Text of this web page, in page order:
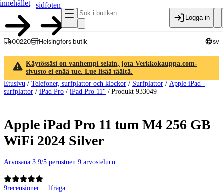
innehållet
sidfoten
Logga in
00220 Helsingfors butik sv
Käytössäsi on vanhempi selain, jota Verkkokauppa.com-
sivusto ei enää tue. Lue lisää täältä.
Etusivu / Telefoner, surfplattor och klockor / Surfplattor / Apple iPad -
surfplattor / iPad Pro / iPad Pro 11" / Produkt 933049
Apple iPad Pro 11 tum M4 256 GB
WiFi 2024 Silver
Arvosana 3.9/5 perustuen 9 arvosteluun
9recensioner 1fråga